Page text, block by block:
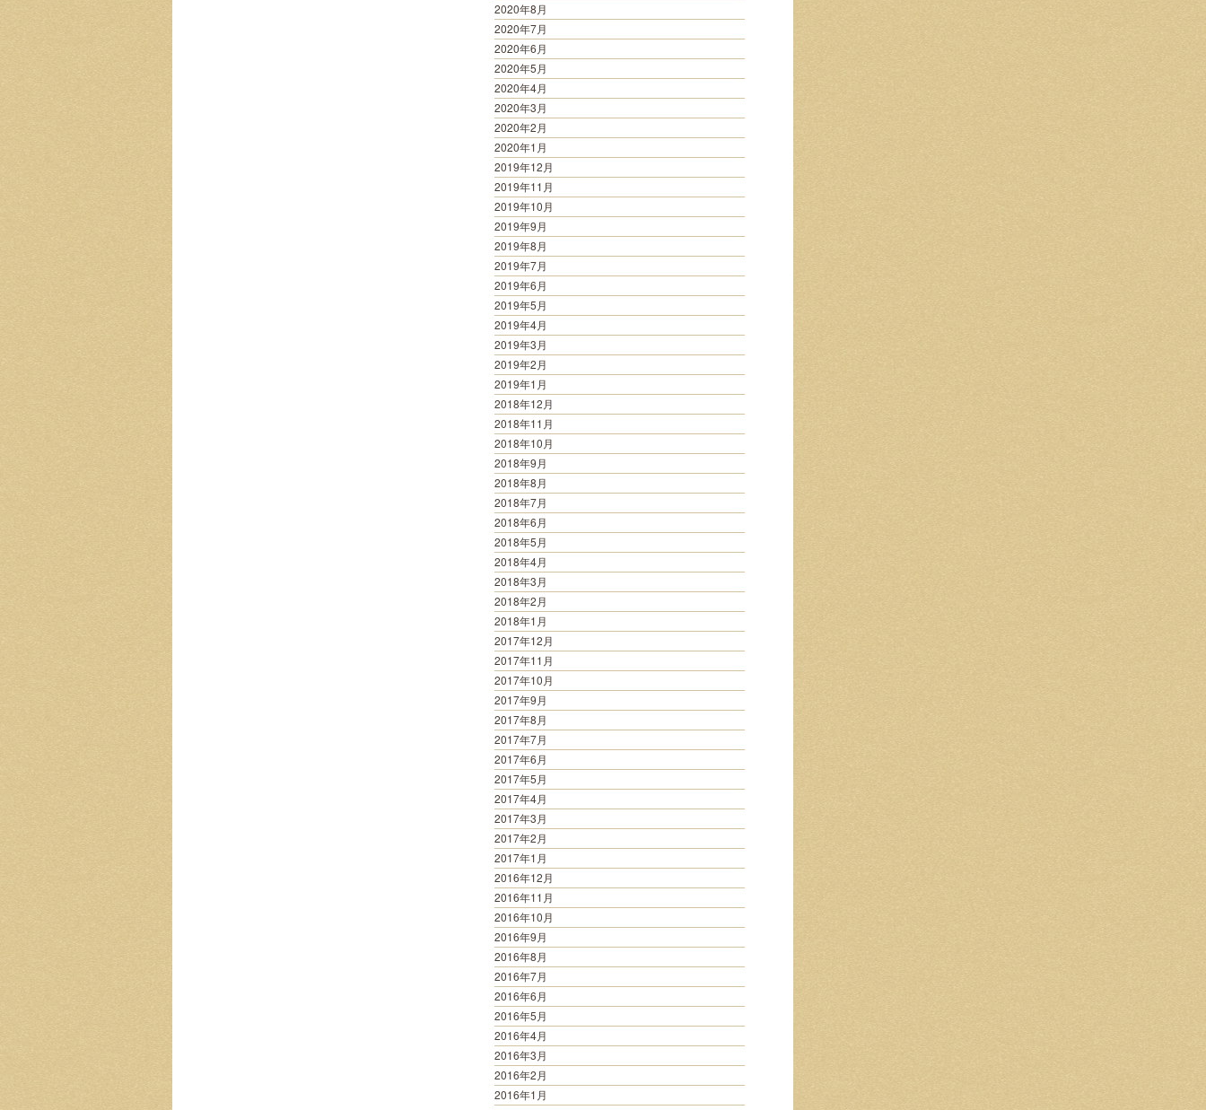
2020年8月
2020年7月
2020年6月
2020年5月
2020年4月
2020年3月
2020年2月
2020年1月
2019年12月
2019年11月
2019年10月
2019年9月
2019年8月
2019年7月
2019年6月
2019年5月
2019年4月
2019年3月
2019年2月
2019年1月
2018年12月
2018年11月
2018年10月
2018年9月
2018年8月
2018年7月
2018年6月
2018年5月
2018年4月
2018年3月
2018年2月
2018年1月
2017年12月
2017年11月
2017年10月
2017年9月
2017年8月
2017年7月
2017年6月
2017年5月
2017年4月
2017年3月
2017年2月
2017年1月
2016年12月
2016年11月
2016年10月
2016年9月
2016年8月
2016年7月
2016年6月
2016年5月
2016年4月
2016年3月
2016年2月
2016年1月